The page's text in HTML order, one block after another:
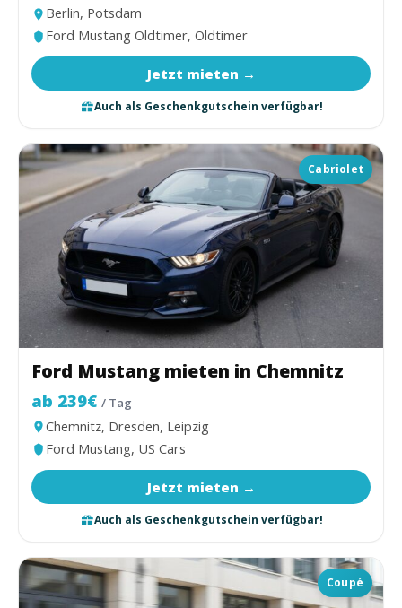
Berlin, Potsdam
Ford Mustang Oldtimer, Oldtimer
Jetzt mieten →
Auch als Geschenkgutschein verfügbar!
Cabriolet
Ford Mustang mieten in Chemnitz
ab 239€ / Tag
Chemnitz, Dresden, Leipzig
Ford Mustang, US Cars
Jetzt mieten →
Auch als Geschenkgutschein verfügbar!
Coupé